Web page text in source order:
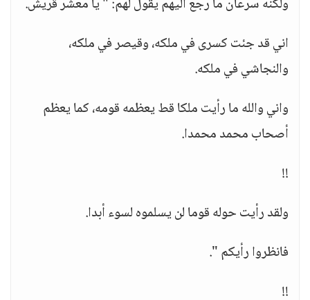
ولكنه سرعان ما رجع اليهم يقول لهم: " يا معشر قريش.
اني قد جئت كسرى في ملكه، وقيصر في ملكه،
والنجاشي في ملكه.
واني والله ما رأيت ملكا قط يعظمه قومه، كما يعظم
أصحاب محمد محمدا.
!!
ولقد رأيت حوله قوما لن يسلموه لسوء أبدا.
فانظروا رأيكم ".
!!